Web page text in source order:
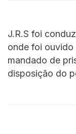
J.R.S foi
onde foi
mandado de
disposição do